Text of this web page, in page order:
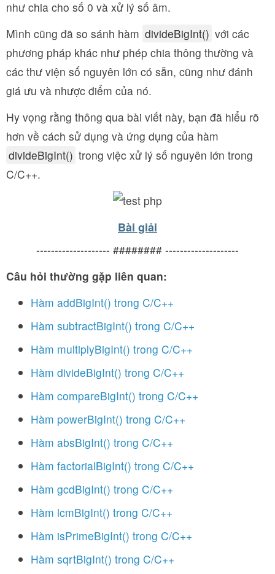
như chia cho số 0 và xử lý số âm.
Mình cũng đã so sánh hàm divideBigInt() với các
phương pháp khác như phép chia thông thường và
các thư viện số nguyên lớn có sẵn, cũng như đánh
giá ưu và nhược điểm của nó.
Hy vọng rằng thông qua bài viết này, bạn đã hiểu rõ
hơn về cách sử dụng và ứng dụng của hàm
divideBigInt() trong việc xử lý số nguyên lớn trong
C/C++.
Bài giải
-------------------- ######## --------------------
Câu hỏi thường gặp liên quan:
Hàm addBigInt() trong C/C++
Hàm subtractBigInt() trong C/C++
Hàm multiplyBigInt() trong C/C++
Hàm divideBigInt() trong C/C++
Hàm compareBigInt() trong C/C++
Hàm powerBigInt() trong C/C++
Hàm absBigInt() trong C/C++
Hàm factorialBigInt() trong C/C++
Hàm gcdBigInt() trong C/C++
Hàm lcmBigInt() trong C/C++
Hàm isPrimeBigInt() trong C/C++
Hàm sqrtBigInt() trong C/C++